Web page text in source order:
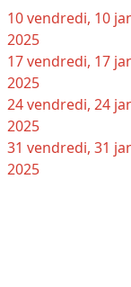
10vendredi, 10
2025
17vendredi, 17
2025
24vendredi, 24
2025
31 vendredi, 31
2025